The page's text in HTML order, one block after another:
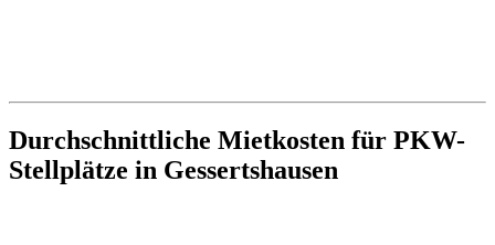
Durchschnittliche Mietkosten für PKW-
Stellplätze in Gessertshausen